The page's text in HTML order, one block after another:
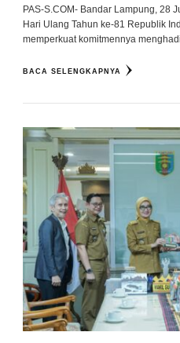
PAS-S.COM- Bandar Lampung, 28
Hari Ulang Tahun ke-81 Republik
memperkuat komitmennya
BACA SELENGKAPNYA